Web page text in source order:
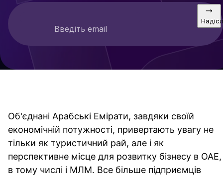
Введіть email
Об'єднані Арабські Емірати, завдяки своїй
економічній потужності, привертають увагу не
тільки як туристичний рай, але і як
перспективне місце для розвитку бізнесу в ОАЕ,
в тому числі і МЛМ. Все більше підприємців